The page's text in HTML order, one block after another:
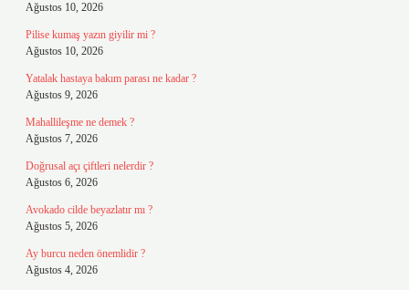
Ağustos 10, 2026
Pilise kumaş yazın giyilir mi ?
Ağustos 10, 2026
Yatalak hastaya bakım parası ne kadar ?
Ağustos 9, 2026
Mahallileşme ne demek ?
Ağustos 7, 2026
Doğrusal açı çiftleri nelerdir ?
Ağustos 6, 2026
Avokado cilde beyazlatır mı ?
Ağustos 5, 2026
Ay burcu neden önemlidir ?
Ağustos 4, 2026